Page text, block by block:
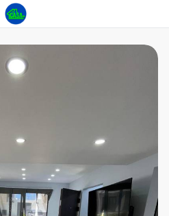
Cana amueblado - Tu